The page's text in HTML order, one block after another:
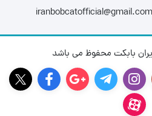
iranbobcatofficial@gmail.com
بابکت محفوظ می باشد